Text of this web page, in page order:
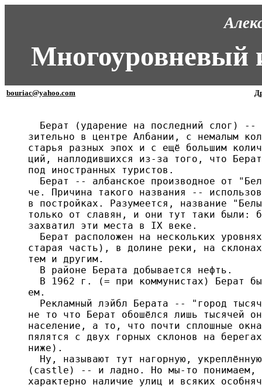
Многоуровневый
bouriac@yahoo.com
Берат (ударение на последний слог) --
зительно в центре Албании, с немалым
старья разных эпох и с ещё большим
ций, наплодившихся из-за того, что
под иностранных туристов.
Берат -- албанское производное от
че. Причина такого названия --
в постройках. Разумеется, название
только от славян, и они тут таки были:
захватил эти места в IX веке.
Берат расположен на нескольких
старая часть), в долине реки, на
тем и другим.
  В районе Берата добывается нефть.
В 1962 г. (= при коммунистах) Берат
ем.
Рекламный лэйбл Берата -- "город
не то что Берат обошёлся лишь тысячей
население, а то, что почти сплошные
пялятся с двух горных склонов на
ниже).
Ну, называют тут нагорную,
(castle) -- и ладно. Но мы-то понимаем,
характерно наличие улиц и всяких